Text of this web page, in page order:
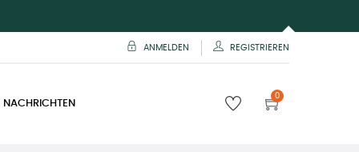
ANMELDEN REGISTRIEREN
NACHRICHTEN
0